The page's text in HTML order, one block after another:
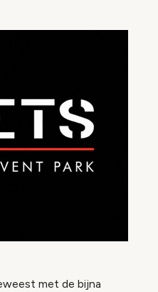
met de bijna